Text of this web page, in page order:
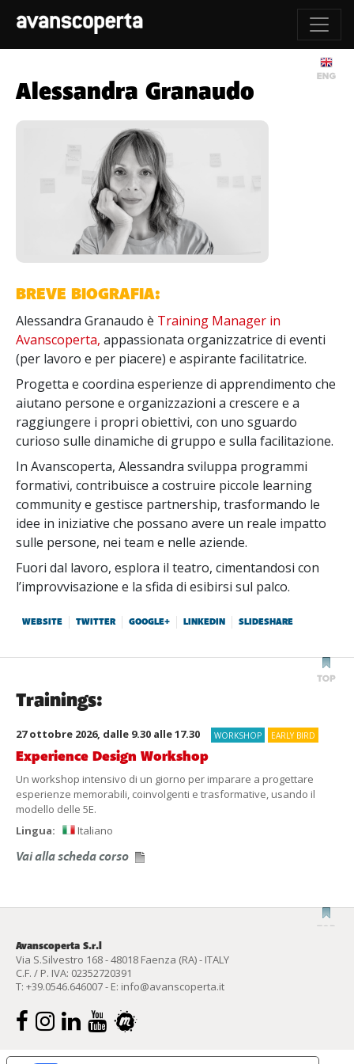
Alessandra Granaudo
BREVE BIOGRAFIA:
Alessandra Granaudo è Training Manager in
Avanscoperta, appassionata organizzatrice di eventi
(per lavoro e per piacere) e aspirante facilitatrice.
Progetta e coordina esperienze di apprendimento che
aiutano persone e organizzazioni a crescere e a
raggiungere i propri obiettivi, con uno sguardo
curioso sulle dinamiche di gruppo e sulla facilitazione.
In Avanscoperta, Alessandra sviluppa programmi
formativi, contribuisce a costruire piccole learning
community e gestisce partnership, trasformando le
idee in iniziative che possano avere un reale impatto
sulle persone, nei team e nelle aziende.
Fuori dal lavoro, esplora il teatro, cimentandosi con
l’improvvisazione e la sfida di esibirsi sul palco.
WEBSITE TWITTER GOOGLE+ LINKEDIN SLIDESHARE
Trainings:
27 ottobre 2026, dalle 9.30 alle 17.30 WORKSHOP EARLY BIRD
Experience Design Workshop
Un workshop intensivo di un giorno per imparare a progettare
esperienze memorabili, coinvolgenti e trasformative, usando il
modello delle 5E.
Lingua:
Italiano
Vai alla scheda corso
Avanscoperta S.r.l
Via S.Silvestro 168 - 48018 Faenza (RA) - ITALY
C.F. / P. IVA: 02352720391
T: +39.0546.646007- E: info@avanscoperta.it